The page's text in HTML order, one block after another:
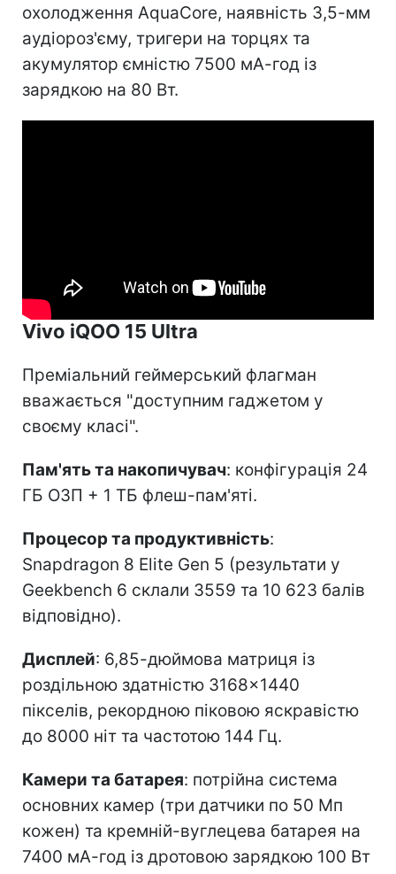
охолодження AquaCore, наявність 3,5-мм
аудіороз'єму, тригери на торцях та
акумулятор ємністю 7500 мА-год із
зарядкою на 80 Вт.
Vivo iQOO 15 Ultra
Преміальний геймерський флагман
вважається "доступним гаджетом у
своєму класі".
Пам'ять та накопичувач: конфігурація 24
ГБ ОЗП + 1 ТБ флеш-пам'яті.
Процесор та продуктивність:
Snapdragon 8 Elite Gen 5 (результати у
Geekbench 6 склали 3559 та 10 623 балів
відповідно).
Дисплей: 6,85-дюймова матриця із
роздільною здатністю 3168×1440
пікселів, рекордною піковою яскравістю
до 8000 ніт та частотою 144 Гц.
Камери та батарея: потрійна система
основних камер (три датчики по 50 Мп
кожен) та кремній-вуглецева батарея на
7400 мА-год із дротовою зарядкою 100 Вт